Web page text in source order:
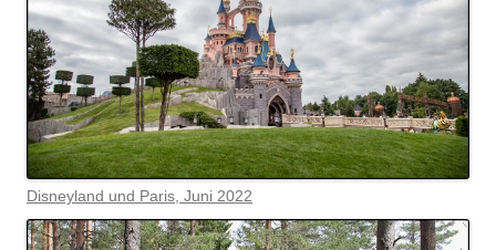
Disneyland und Paris, Juni 2022